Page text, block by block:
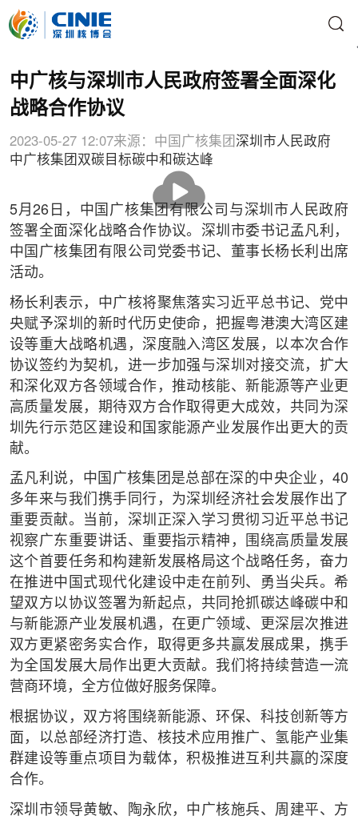
中广核与深圳市人民政府签署全面深化
战略合作协议
2023-05-27 12:07来源：中国广核集团 深圳市人民政府
中广核集团 双碳目标碳中和碳达峰
放
5月26日，中国广核集团有限公司与深圳市人民政府
签署全面深化战略合作协议。深圳市委书记孟凡利，
中国广核集团有限公司党委书记、董事长杨长利出席
活动。
杨长利表示，中广核将聚焦落实习近平总书记、党中
央赋予深圳的新时代历史使命，把握粤港澳大湾区建
设等重大战略机遇，深度融入湾区发展，以本次合作
协议签约为契机，进一步加强与深圳对接交流，扩大
和深化双方各领域合作，推动核能、新能源等产业更
高质量发展，期待双方合作取得更大成效，共同为深
圳先行示范区建设和国家能源产业发展作出更大的贡
献。
孟凡利说，中国广核集团是总部在深的中央企业，40
多年来与我们携手同行，为深圳经济社会发展作出了
重要贡献。当前，深圳正深入学习贯彻习近平总书记
视察广东重要讲话、重要指示精神，围绕高质量发展
这个首要任务和构建新发展格局这个战略任务，奋力
在推进中国式现代化建设中走在前列、勇当尖兵。希
望双方以协议签署为新起点，共同抢抓碳达峰碳中和
与新能源产业发展机遇，在更广领域、更深层次推进
双方更紧密务实合作，取得更多共赢发展成果，携手
为全国发展大局作出更大贡献。我们将持续营造一流
营商环境，全方位做好服务保障。
根据协议，双方将围绕新能源、环保、科技创新等方
面，以总部经济打造、核技术应用推广、氢能产业集
群建设等重点项目为载体，积极推进互利共赢的深度
合作。
深圳市领导黄敏、陶永欣，中广核施兵、周建平、方